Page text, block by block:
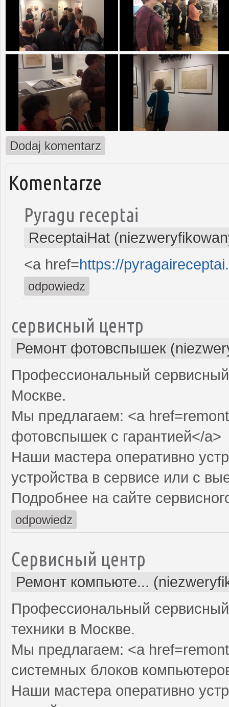
Dodaj komentarz
Komentarze
Pyragu receptai
ReceptaiHat
<a href=https://
odpowiedz
сервисный центр
Ремонт фотовспышек
Профессиональный
Москве.
Мы предлагаем: <a
фотовспышек с гарантией</a>
Наши мастера оперативно
устройства в сервисе или с
Подробнее на сайте
odpowiedz
Сервисный центр
Ремонт компьюте...
Профессиональный
техники в Москве.
Мы предлагаем: <a
системных блоков
Наши мастера оперативно